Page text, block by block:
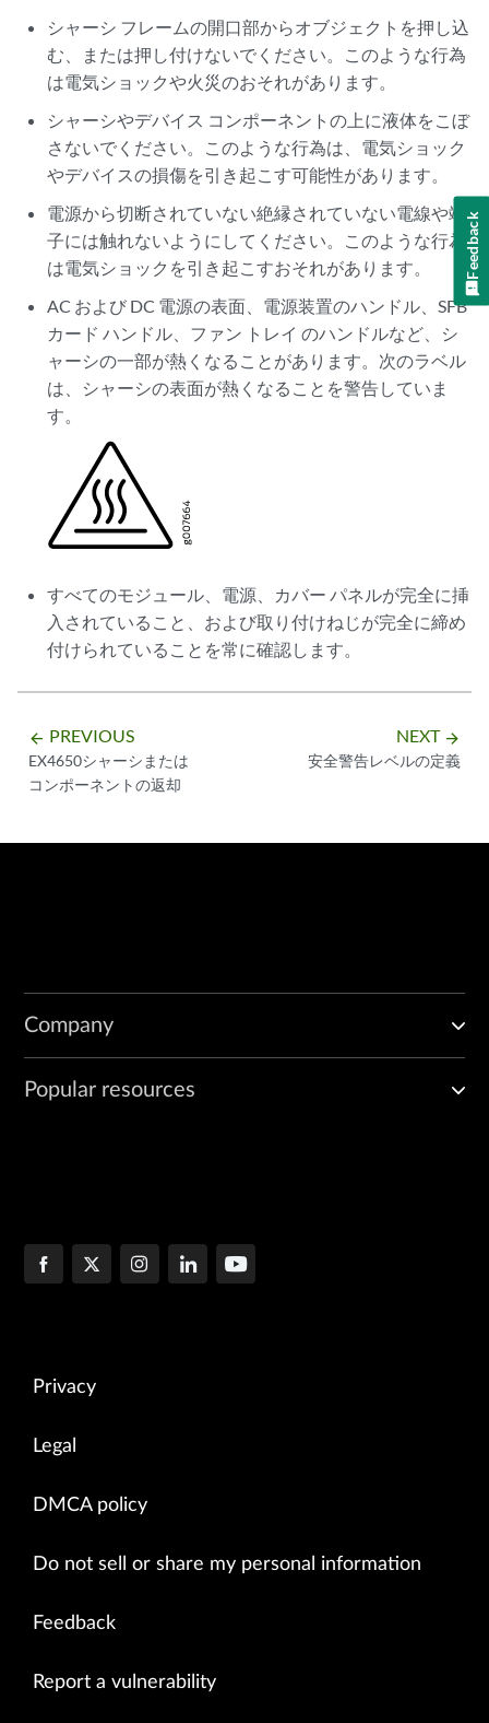
シャーシ フレームの開口部からオブジェクトを押し込
む、または押し付けないでください。このような行為
は電気ショックや火災のおそれがあります。
シャーシやデバイス コンポーネントの上に液体をこぼ
さないでください。このような行為は、電気ショック
やデバイスの損傷を引き起こす可能性があります。
電源から切断されていない絶縁されていない電線や端
子には触れないようにしてください。このような行為
は電気ショックを引き起こすおそれがあります。
AC および DC 電源の表面、電源装置のハンドル、SFB
カード ハンドル、ファン トレイ のハンドルなど、シ
ャーシの一部が熱くなることがあります。次のラベル
は、シャーシの表面が熱くなることを警告していま
す。
すべてのモジュール、電源、カバー パネルが完全に挿
入されていること、および取り付けねじが完全に締め
付けられていることを常に確認します。
arrow_backward PREVIOUS
EX4650シャーシまたは
コンポーネントの返却
NEXT arrow_forward
安全警告レベルの定義
Company
Popular resources
Privacy
Legal
DMCA policy
Do not sell or share my personal information
Feedback
Report a vulnerability
Feedback